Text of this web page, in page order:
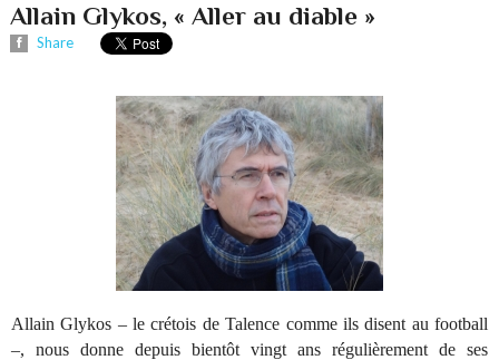
Allain Glykos, « Aller au diable »
Share
Allain Glykos – le crétois de Talence comme ils disent au football
–, nous donne depuis bientôt vingt ans régulièrement de ses